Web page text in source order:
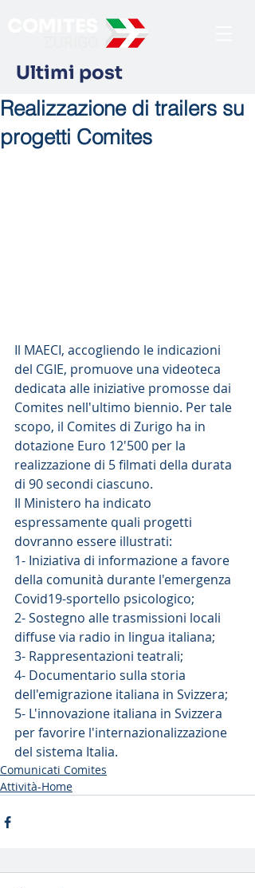
Ultimi post
Realizzazione di trailers su
progetti Comites
Il MAECI, accogliendo le indicazioni
del CGIE, promuove una videoteca
dedicata alle iniziative promosse dai
Comites nell'ultimo biennio. Per tale
scopo, il Comites di Zurigo ha in
dotazione Euro 12'500 per la
realizzazione di 5 filmati della durata
di 90 secondi ciascuno.
Il Ministero ha indicato
espressamente quali progetti
dovranno essere illustrati:
1- Iniziativa di informazione a favore
della comunità durante l'emergenza
Covid19-sportello psicologico;
2- Sostegno alle trasmissioni locali
diffuse via radio in lingua italiana;
3- Rappresentazioni teatrali;
4- Documentario sulla storia
dell'emigrazione italiana in Svizzera;
5- L'innovazione italiana in Svizzera
per favorire l'internazionalizzazione
del sistema Italia.
Comunicati Comites
Attività-Home